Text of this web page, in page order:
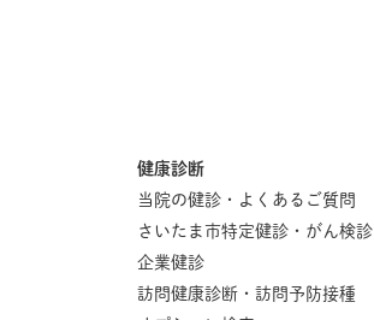
健康診断
当院の健診・よくあるご質問
さいたま市特定健診・がん検診
企業健診
訪問健康診断・訪問予防接種